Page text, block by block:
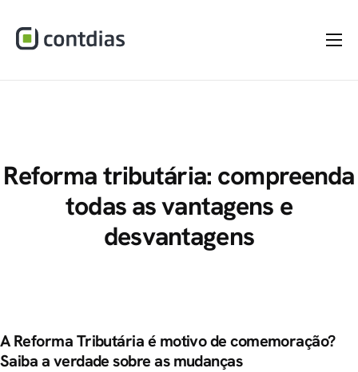
Materiais
Dúvidas
Reforma tributária: compreenda
todas as vantagens e
desvantagens
A Reforma Tributária é motivo de comemoração?
Saiba a verdade sobre as mudanças